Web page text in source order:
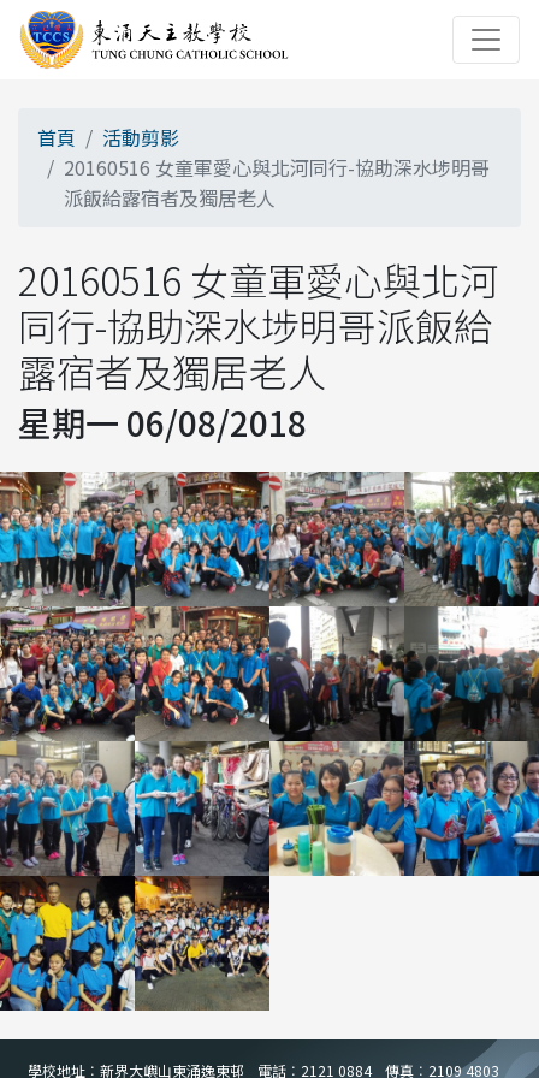
首頁
活動剪影
20160516 女童軍愛心與北河同行-協助深水埗明哥
派飯給露宿者及獨居老人
20160516 女童軍愛心與北河
同行-協助深水埗明哥派飯給
露宿者及獨居老人
星期一 06/08/2018
學校地址︰新界大嶼山東涌逸東邨 電話︰2121 0884 傳真︰2109 4803